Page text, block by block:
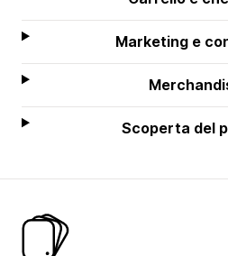
Marketing e
Scoperta del